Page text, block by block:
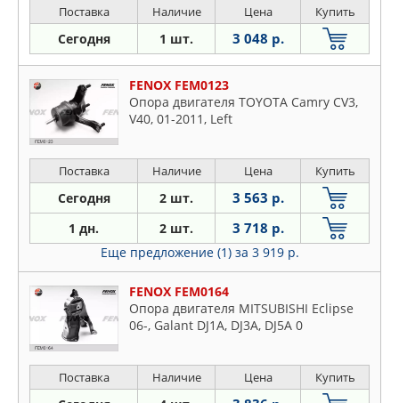
Поставка Наличие Цена Купить
Сегодня 1 шт. 3 048 р.
FENOX FEM0123
Опора двигателя TOYOTA Camry CV3,
V40, 01-2011, Left
Поставка Наличие Цена Купить
Сегодня 2 шт. 3 563 р.
1 дн. 2 шт. 3 718 р.
Еще предложение (1) за 3 919 р.
FENOX FEM0164
Опора двигателя MITSUBISHI Eclipse
06-, Galant DJ1A, DJ3A, DJ5A 0
Поставка Наличие Цена Купить